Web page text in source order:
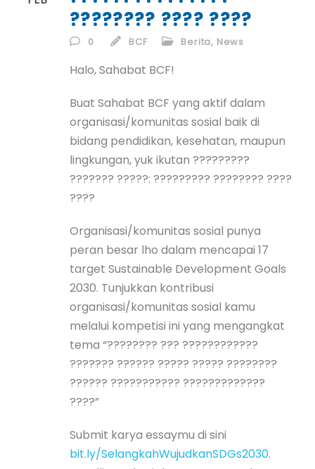
???????? ???? ????
0 BCF Berita, News
Halo, Sahabat BCF!
Buat Sahabat BCF yang aktif dalam
organisasi/komunitas sosial baik di
bidang pendidikan, kesehatan, maupun
lingkungan, yuk ikutan ?????????
??????? ?????: ????????? ???????? ????
????
Organisasi/komunitas sosial punya
peran besar lho dalam mencapai 17
target Sustainable Development Goals
2030. Tunjukkan kontribusi
organisasi/komunitas sosial kamu
melalui kompetisi ini yang mengangkat
tema “???????? ??? ????????????
??????? ?????? ????? ????? ????????
?????? ??????????? ?????????????
????”
Submit karya essaymu di sini
bit.ly/SelangkahWujudkanSDGs2030.